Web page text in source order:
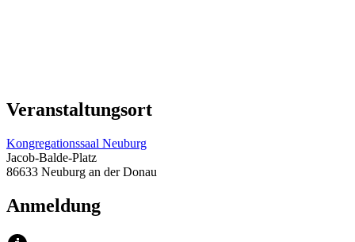
Veranstaltungsort
Kongregationssaal Neuburg
Jacob-Balde-Platz
86633 Neuburg an der Donau
Anmeldung